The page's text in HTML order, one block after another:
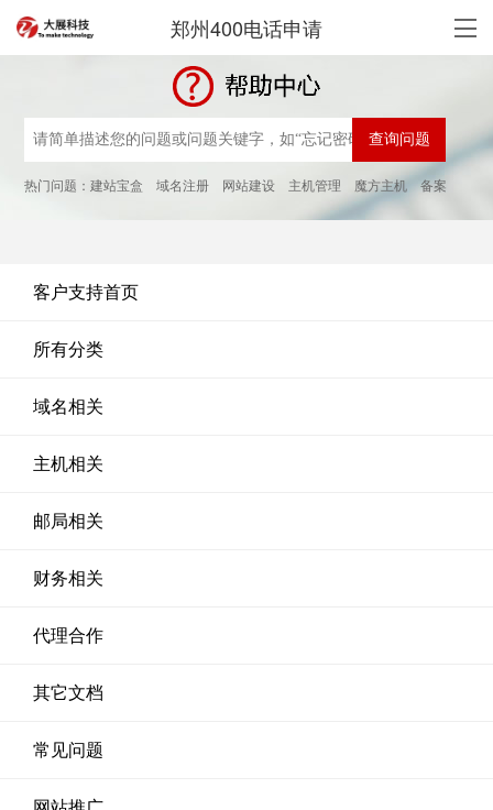
郑州400电话申请
热门问题：建站宝盒 域名注册 网站建设 主机管理 魔方主机 备案
客户支持首页
所有分类
域名相关
主机相关
邮局相关
财务相关
代理合作
其它文档
常见问题